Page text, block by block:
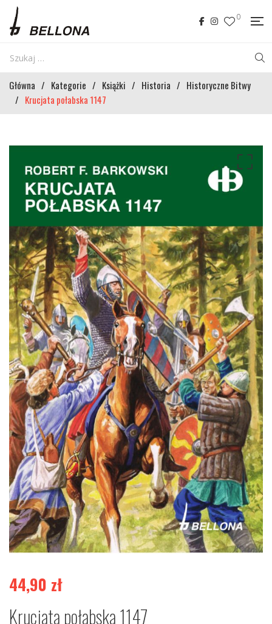
0
Główna / Kategorie / Książki / Historia / Historyczne Bitwy
/ Krucjata połabska 1147
44,90 zł
Krucjata połabska 1147